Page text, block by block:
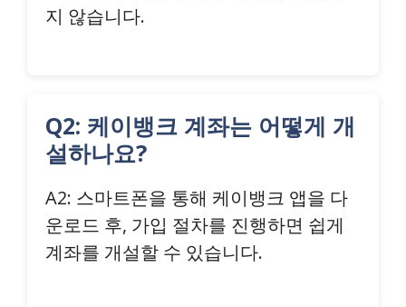
지 않습니다.
Q2: 케이뱅크 계좌는 어떻게 개
설하나요?
A2: 스마트폰을 통해 케이뱅크 앱을 다
운로드 후, 가입 절차를 진행하면 쉽게
계좌를 개설할 수 있습니다.